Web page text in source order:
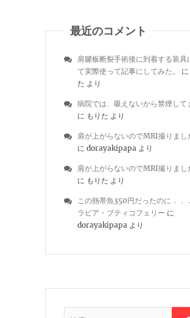
最近のコメント
肩腱板断裂手術後に到着する装具
て実際使って記事にしてみた。
に
た より
病院では、吸えないから禁煙して
に もりた より
肩が上がらないのでMRI撮りまし
に dorayakipapa より
肩が上がらないのでMRI撮りまし
に もりた より
この熱帯魚350円だったのに．．
ラピア・ブティコフェリー に
dorayakipapa より